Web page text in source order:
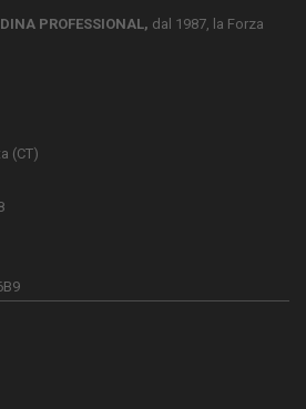
DINA PROFESSIONAL, dal 1987, la Forza
(CT)